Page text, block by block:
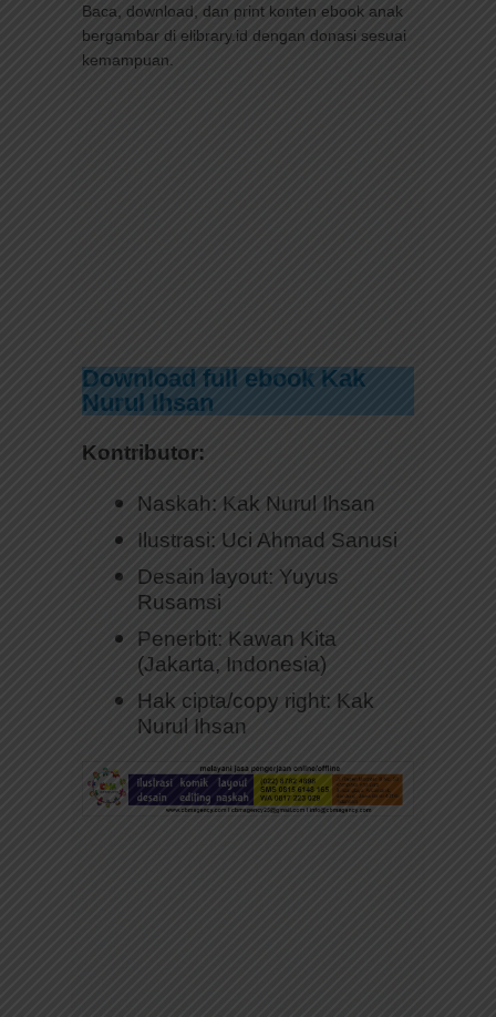
Baca, download, dan print konten ebook anak
bergambar di elibrary.id dengan donasi sesuai
kemampuan.
Download full ebook Kak
Nurul Ihsan
Kontributor:
Naskah: Kak Nurul Ihsan
Ilustrasi: Uci Ahmad Sanusi
Desain layout: Yuyus
Rusamsi
Penerbit: Kawan Kita
(Jakarta, Indonesia)
Hak cipta/copy right: Kak
Nurul Ihsan